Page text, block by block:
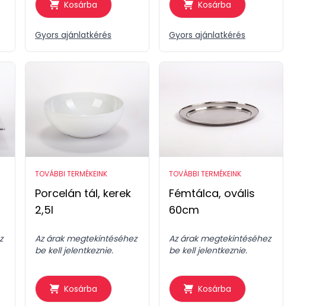
Kosárba
Gyors ajánlatkérés
Kosárba
Gyors ajánlatkérés
TOVÁBBI TERMÉKEINK
Porcelán tál, kerek
2,5l
Az árak megtekintéséhez
be kell jelentkeznie.
Kosárba
TOVÁBBI TERMÉKEINK
Fémtálca, ovális
60cm
Az árak megtekintéséhez
be kell jelentkeznie.
Kosárba